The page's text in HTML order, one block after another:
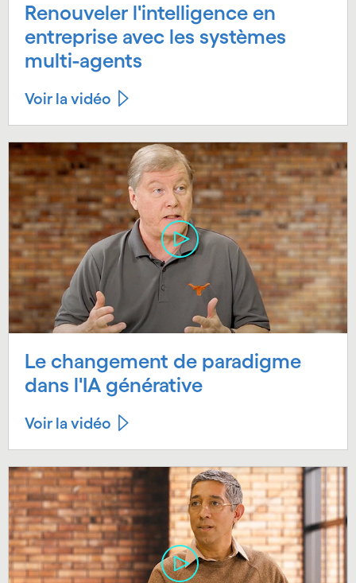
Renouveler l'intelligence en
entreprise avec les systèmes
multi-agents
Voir la vidéo
Le changement de paradigme
dans l'IA générative
Voir la vidéo